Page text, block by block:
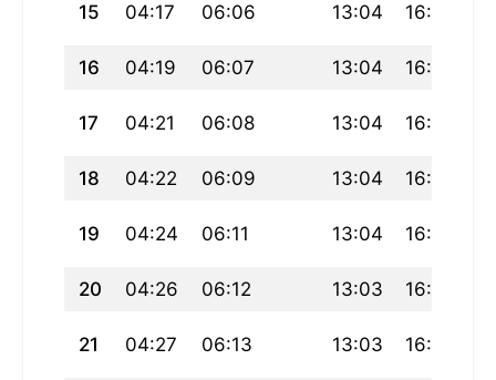
15 04:17 06:06 13:04 16:56
16 04:19 06:07 13:04 16:55
17 04:21 06:08 13:04 16:55
18 04:22 06:09 13:04 16:54
19 04:24 06:11 13:04 16:53
20 04:26 06:12 13:03 16:52
21 04:27 06:13 13:03 16:52